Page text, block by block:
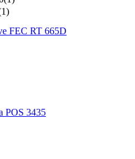
FEC RT 665D
POS 3435